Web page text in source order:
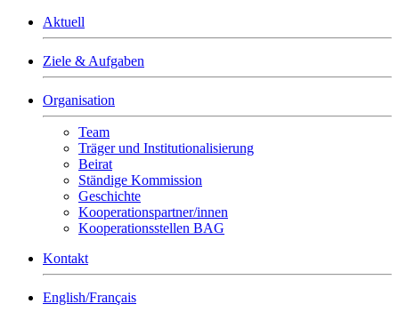
Aktuell
Ziele & Aufgaben
Organisation
Team
Träger und Institutionalisierung
Beirat
Ständige Kommission
Geschichte
Kooperationspartner/innen
Kooperationsstellen BAG
Kontakt
English/Français